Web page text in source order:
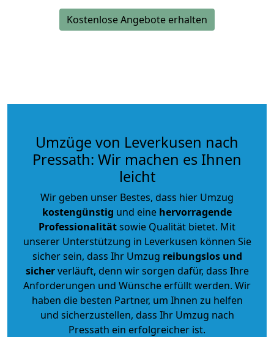
Kostenlose Angebote erhalten
Umzüge von Leverkusen nach
Pressath: Wir machen es Ihnen
leicht
Wir geben unser Bestes, dass hier Umzug
kostengünstig und eine hervorragende
Professionalitätsowie Qualität bietet. Mit
unserer Unterstützung in Leverkusen können Sie
sicher sein, dass Ihr Umzug reibungslos und
sicherverläuft, denn wir sorgen dafür, dass Ihre
Anforderungen und Wünsche erfüllt werden. Wir
haben die besten Partner, um Ihnen zu helfen
und sicherzustellen, dass Ihr Umzug nach
Pressath ein erfolgreicher ist.